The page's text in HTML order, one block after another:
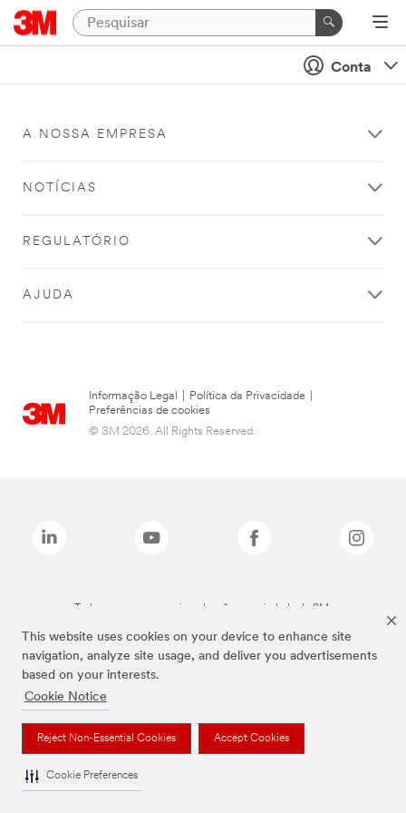
This website uses cookies on your device to enhance site
navigation, analyze site usage, and deliver you advertisements
based on your interests.
Cookie Notice
Reject Non-Essential Cookies Accept Cookies
Cookie Preferences
Conta
A NOSSA EMPRESA
NOTÍCIAS
REGULATÓRIO
AJUDA
Informação Legal Política da Privacidade
Preferências de cookies
© 3M 2026. All Rights Reserved.
Todas as marcas mencionadas são propriedade da 3M.